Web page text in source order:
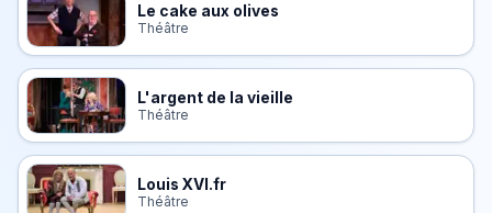
Le cake aux olives
Théâtre
L'argent de la vieille
Théâtre
Louis XVI.fr
Théâtre